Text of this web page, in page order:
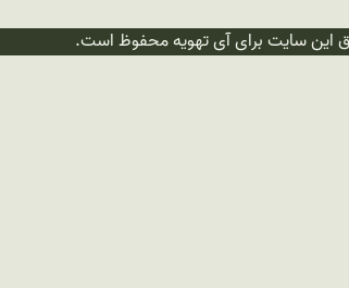
این سایت برای آی تهویه محفوظ است.